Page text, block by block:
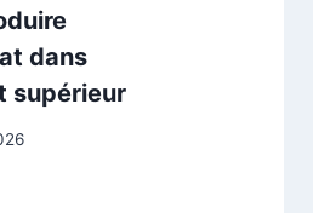
dans
supérieur